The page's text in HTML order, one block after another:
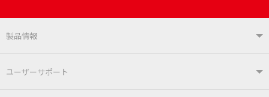
製品情報
製品情報TOP
ユーザーサポート